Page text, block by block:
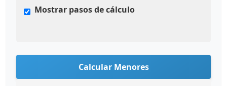
Mostrar pasos de cálculo
Calcular Menores